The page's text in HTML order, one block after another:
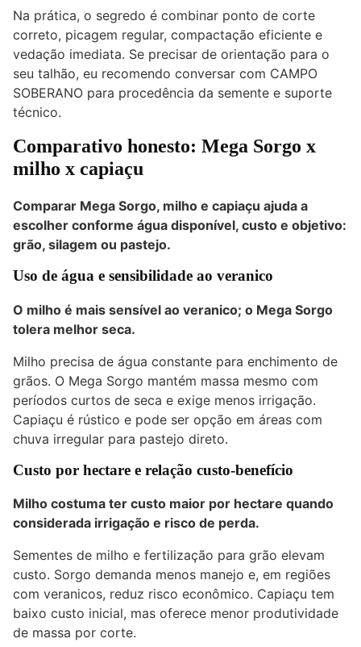
Na prática, o segredo é combinar ponto de corte
correto, picagem regular, compactação eficiente e
vedação imediata. Se precisar de orientação para o
seu talhão, eu recomendo conversar com CAMPO
SOBERANO para procedência da semente e suporte
técnico.
Comparativo honesto: Mega Sorgo x
milho x capiaçu
Comparar Mega Sorgo, milho e capiaçu ajuda a
escolher conforme água disponível, custo e objetivo:
grão, silagem ou pastejo.
Uso de água e sensibilidade ao veranico
O milho é mais sensível ao veranico; o Mega Sorgo
tolera melhor seca.
Milho precisa de água constante para enchimento de
grãos. O Mega Sorgo mantém massa mesmo com
períodos curtos de seca e exige menos irrigação.
Capiaçu é rústico e pode ser opção em áreas com
chuva irregular para pastejo direto.
Custo por hectare e relação custo-benefício
Milho costuma ter custo maior por hectare quando
considerada irrigação e risco de perda.
Sementes de milho e fertilização para grão elevam
custo. Sorgo demanda menos manejo e, em regiões
com veranicos, reduz risco econômico. Capiaçu tem
baixo custo inicial, mas oferece menor produtividade
de massa por corte.